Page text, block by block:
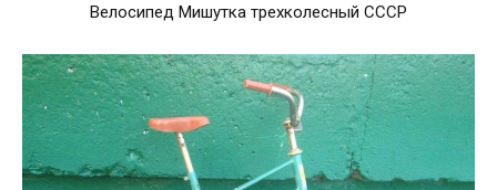
Велосипед Мишутка трехколесный СССР